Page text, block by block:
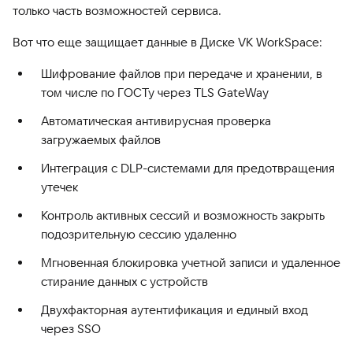
только часть возможностей сервиса.
Вот что еще защищает данные в Диске VK WorkSpace:
Шифрование файлов при передаче и хранении, в
том числе по ГОСТу через TLS GateWay
Автоматическая антивирусная проверка
загружаемых файлов
Интеграция с DLP-системами для предотвращения
утечек
Контроль активных сессий и возможность закрыть
подозрительную сессию удаленно
Мгновенная блокировка учетной записи и удаленное
стирание данных с устройств
Двухфакторная аутентификация и единый вход
через SSO